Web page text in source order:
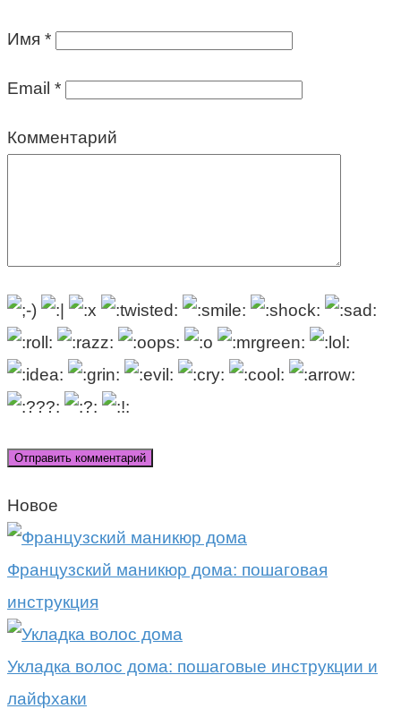
Имя *
Email *
Комментарий
Новое
Французский маникюр дома: пошаговая
инструкция
Укладка волос дома: пошаговые инструкции и
лайфхаки